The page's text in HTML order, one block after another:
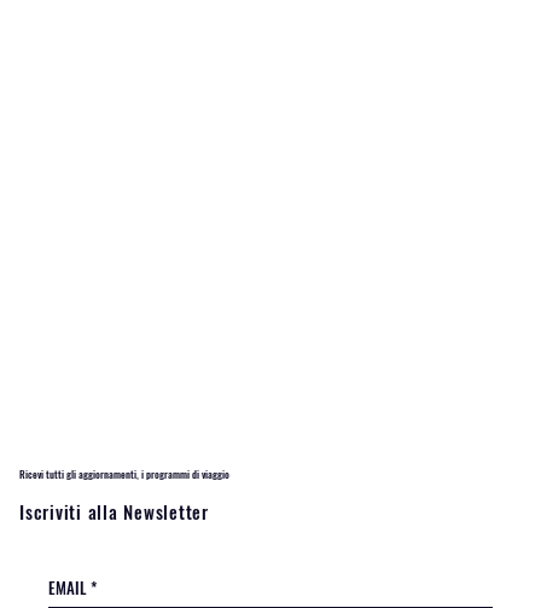
Ricevi tutti gli aggiornamenti, i programmi di viaggio
Iscriviti alla Newsletter
EMAIL *